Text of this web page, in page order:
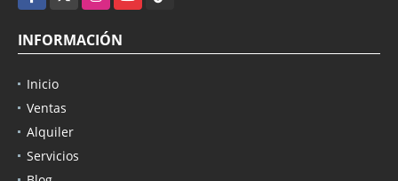
INFORMACIÓN
Inicio
Ventas
Alquiler
Servicios